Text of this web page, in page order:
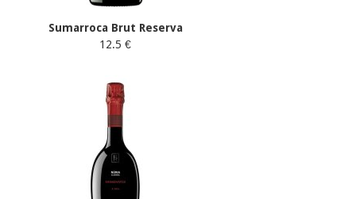
Sumarroca Brut Reserva
12.5 €